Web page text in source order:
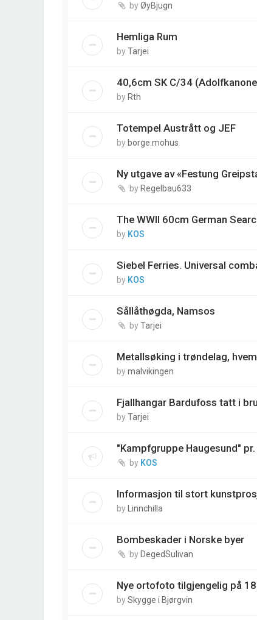
byØyBjugn
Hemliga Rum
byTarjei
40,6cm SK C/34
by Rth
Totempel Austrått og JEF
by borge.mohus
Ny utgave av «Festung
by Regelbau633
The WWII 60cm German
by KOS
Siebel Ferries. Universal
by KOS
Sållåthøgda, Namsos
byTarjei
Metallsøking i trøndelag,
bymalvikingen
Fjallhangar Bardufoss tatt i
byTarjei
"Kampfgruppe Haugesund"
by KOS
Informasjon til stort
by Linnchilla
Bombeskader i Norske byer
by DegedSulivan
Nye ortofoto tilgjengelig på
bySkygge i Bjørgvin